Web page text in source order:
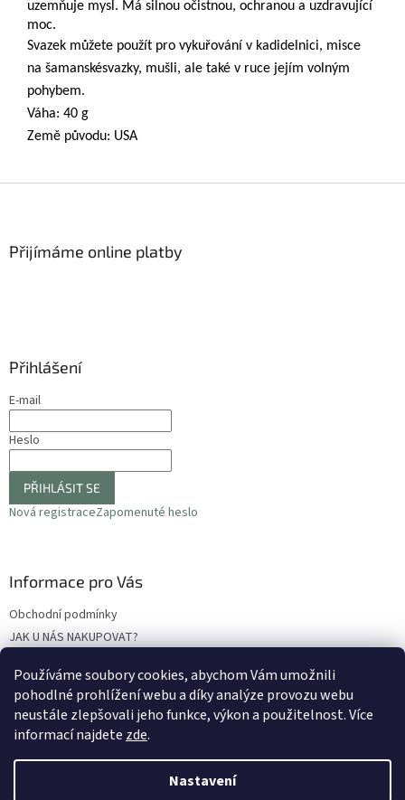
Používáme soubory cookies, abychom Vám umožnili
pohodlné prohlížení webu a díky analýze provozu webu
neustále zlepšovali jeho funkce, výkon a použitelnost. Více
informací najdete zde.
Nastavení
uzemňuje mysl. Má silnou očistnou, ochranou a uzdravující
moc.
Svazek můžete použít pro vykuřování v kadidelnici, misce
na šamanskésvazky, mušli, ale také v ruce jejím volným
pohybem.
Váha: 40 g
Země původu: USA
Přijímáme online platby
Přihlášení
E-mail
Heslo
PŘIHLÁSIT SE
Nová registraceZapomenuté heslo
Informace pro Vás
Obchodní podmínky
JAK U NÁS NAKUPOVAT?
Odstoupení od smlouvy
Reklamační protokol
Vytvořil Shoptet